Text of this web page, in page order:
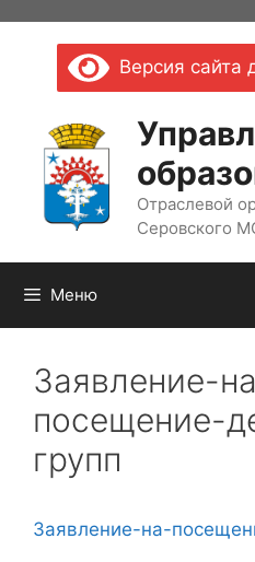
содержимомуВерсия сайта
Отраслевой
Серовского
Меню
Заявление-
посещение-
групп
Заявление-на-